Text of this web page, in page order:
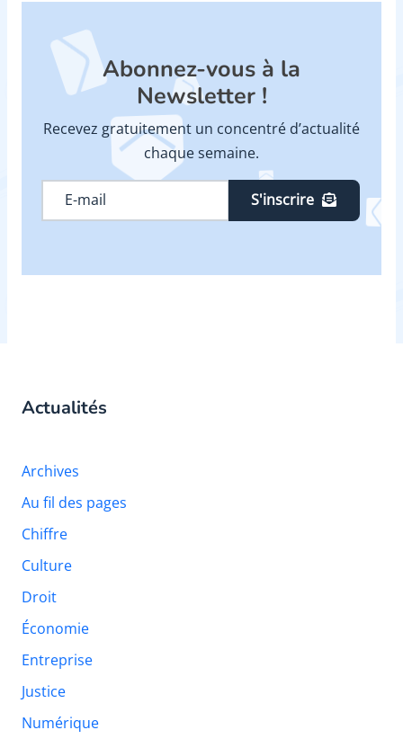
Abonnez-vous à la
Newsletter !
Recevez gratuitement un concentré d’actualité
chaque semaine.
S'inscrire
Actualités
Archives
Au fil des pages
Chiffre
Culture
Droit
Économie
Entreprise
Justice
Numérique